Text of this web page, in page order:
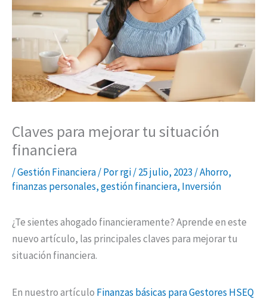
Claves para mejorar tu situación
financiera
/Gestión Financiera/ Porrgi/25 julio, 2023 /Ahorro,
finanzas personales,gestión financiera, Inversión
¿Te sientes ahogado financieramente? Aprende en este
nuevo artículo, las principales claves para mejorar tu
situación financiera.
En nuestro artículo Finanzas básicas para Gestores HSEQ
por
Dividendos